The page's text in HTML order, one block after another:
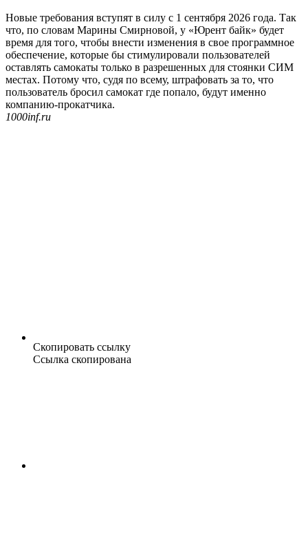
Новые требования вступят в силу с 1 сентября 2026 года. Так
что, по словам Марины Смирновой, у «Юрент байк» будет
время для того, чтобы внести изменения в свое программное
обеспечение, которые бы стимулировали пользователей
оставлять самокаты только в разрешенных для стоянки СИМ
местах. Потому что, судя по всему, штрафовать за то, что
пользователь бросил самокат где попало, будут именно
компанию-прокатчика.
1000inf.ru
Скопировать ссылку
Ссылка скопирована